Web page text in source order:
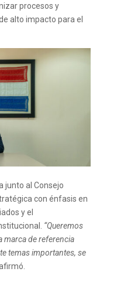
procesos y
alto impacto para el
junto al Consejo
con énfasis en
y el
“Queremos
marca de referencia
temas importantes, se